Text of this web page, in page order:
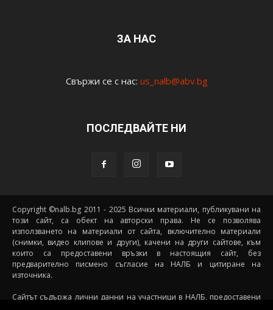
ЗА НАС
Свържи се с нас: us_nalb@abv.bg
ПОСЛЕДВАЙТЕ НИ
Copyright ©nalb.bg 2011 - 2025 Всички материали, публикувани на
този сайт, са обект на авторски права. Не се позволява
използването на материали от сайта, включително материали
(снимки, видео клипове и други), качени на други сайтове, към
които са предоставени връзки в настоящия сайт, без
предварително писмено съгласие на НАЛБ и цитиране на
източника.
Сайтът съдържа лични данни на участници в НАЛБ, предоставени